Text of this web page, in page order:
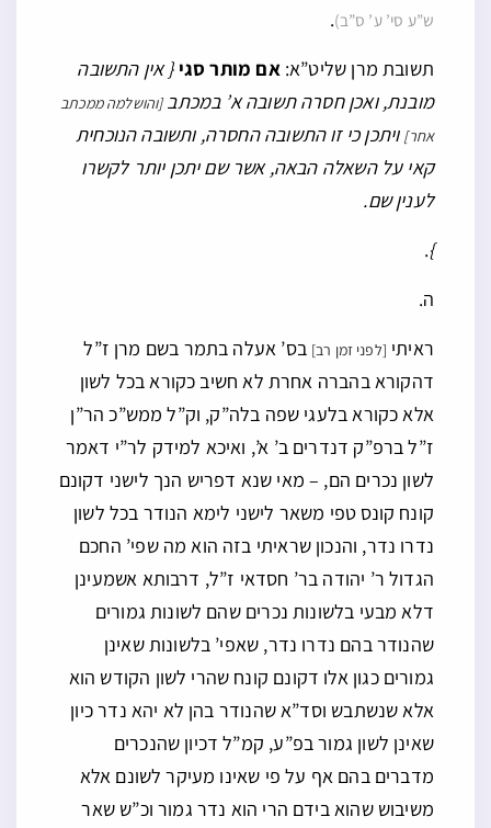
ש”ע סי’ ע’ ס”ב).
תשובת מרן שליט”א:אם מותר סגי { אין התשובה
מובנת, ואכן חסרה תשובה א’ במכתב[והושלמה ממכתב
אחר] ויתכן כי זו התשובה החסרה, ותשובה הנוכחית
קאי על השאלה הבאה, אשר שם יתכן יותר לקשרו
לענין שם.
}
.
ה.
ראיתי [לפני זמן רב] בס’ אעלה בתמר בשם מרן ז”ל
דהקורא בהברה אחרת לא חשיב כקורא בכל לשון
אלא כקורא בלעגי שפה בלה”ק, וק”ל ממש”כ הר”ן
ז”ל ברפ”ק דנדרים ב’ א’, ואיכא למידק לר”י דאמר
לשון נכרים הם, – מאי שנא דפריש הנך לישני דקונם
קונח קונס טפי משאר לישני לימא הנודר בכל לשון
נדרו נדר, והנכון שראיתי בזה הוא מה שפי’ החכם
הגדול ר’ יהודה בר’ חסדאי ז”ל, דרבותא אשמעינן
דלא מבעי בלשונות נכרים שהם לשונות גמורים
שהנודר בהם נדרו נדר, שאפי’ בלשונות שאינן
גמורים כגון אלו דקונם קונח שהרי לשון הקודש הוא
אלא שנשתבש וסד”א שהנודר בהן לא יהא נדר כיון
שאינן לשון גמור בפ”ע, קמ”ל דכיון שהנכרים
מדברים בהם אף על פי שאינו מעיקר לשונם אלא
משיבוש שהוא בידם הרי הוא נדר גמור וכ”ש שאר